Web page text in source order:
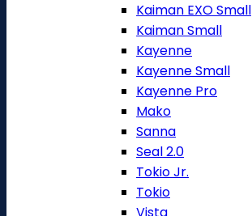
Kaiman EXO Small
Kaiman Small
Kayenne
Kayenne Small
Kayenne Pro
Mako
Sanna
Seal 2.0
Tokio Jr.
Tokio